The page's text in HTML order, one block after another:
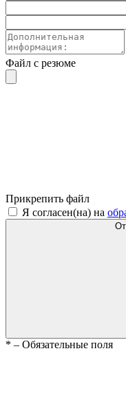
Файл с резюме
Прикрепить файл
Я согласен(на) на
* – Обязательные поля